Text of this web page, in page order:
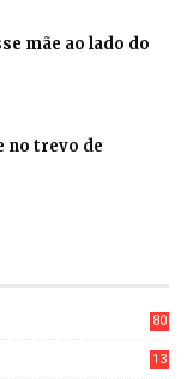
mãe ao lado do
no trevo de
80
13